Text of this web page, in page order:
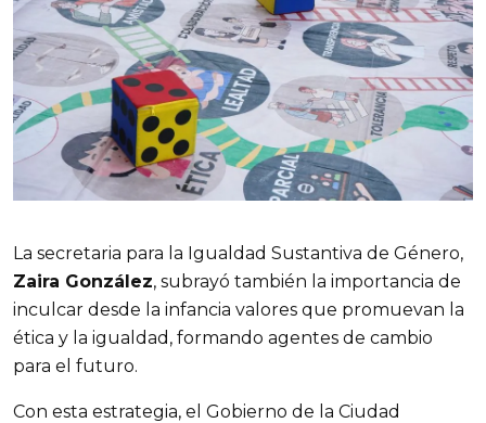
Zaira González, subrayó también la importancia de
inculcar desde la infancia valores que promuevan la
ética y la igualdad, formando agentes de cambio
para el futuro.
Con esta estrategia, el Gobierno de la Ciudad